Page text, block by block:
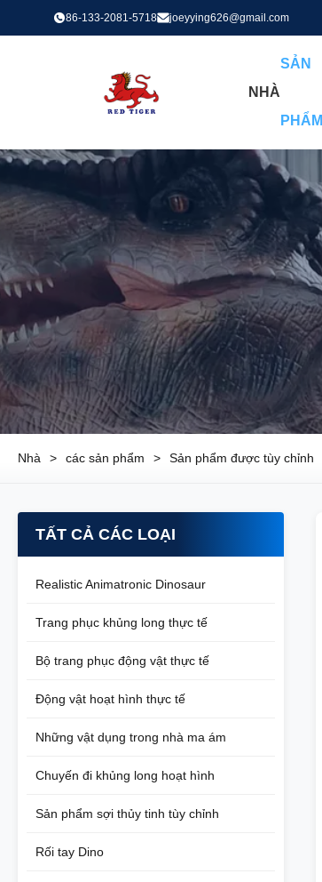
86-133-2081-5718 joeyying626@gmail.com
NHÀ
SẢN
PHẨM
Nhà > các sản phẩm > Sản phẩm được tùy chỉnh
TẤT CẢ CÁC LOẠI
Realistic Animatronic Dinosaur
Trang phục khủng long thực tế
Bộ trang phục động vật thực tế
Động vật hoạt hình thực tế
Những vật dụng trong nhà ma ám
Chuyến đi khủng long hoạt hình
Sản phẩm sợi thủy tinh tùy chỉnh
Rối tay Dino